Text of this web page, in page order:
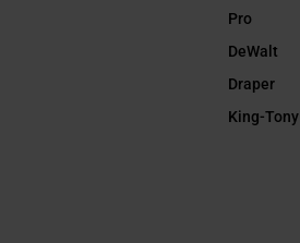
Pro
DeWalt
Draper
King-Tony